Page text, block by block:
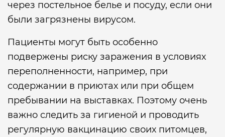
через постельное белье и посуду, если они
были загрязнены вирусом.
Пациенты могут быть особенно
подвержены риску заражения в условиях
переполненности, например, при
содержании в приютах или при общем
пребывании на выставках. Поэтому очень
важно следить за гигиеной и проводить
регулярную вакцинацию своих питомцев,